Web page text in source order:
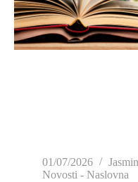
01/07/2026
Novosti - Naslovna